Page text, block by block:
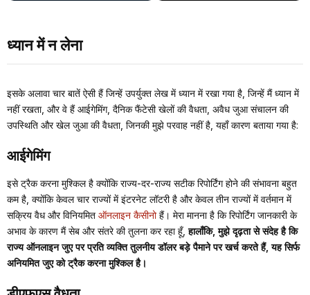
ध्यान में न लेना
इसके अलावा चार बातें ऐसी हैं जिन्हें उपर्युक्त लेख में ध्यान में रखा गया है, जिन्हें मैं ध्यान में
नहीं रखता, और वे हैं आईगेमिंग, दैनिक फैंटेसी खेलों की वैधता, अवैध जुआ संचालन की
उपस्थिति और खेल जुआ की वैधता, जिनकी मुझे परवाह नहीं है, यहाँ कारण बताया गया है:
आईगेमिंग
इसे ट्रैक करना मुश्किल है क्योंकि राज्य-दर-राज्य सटीक रिपोर्टिंग होने की संभावना बहुत
कम है, क्योंकि केवल चार राज्यों में इंटरनेट लॉटरी है और केवल तीन राज्यों में वर्तमान में
सक्रिय वैध और विनियमित ऑनलाइन कैसीनोहैं। मेरा मानना है कि रिपोर्टिंग जानकारी के
अभाव के कारण मैं सेब और संतरे की तुलना कर रहा हूँ,हालाँकि, मुझे दृढ़ता से संदेह है कि
राज्य ऑनलाइन जुए पर प्रति व्यक्ति तुलनीय डॉलर बड़े पैमाने पर खर्च करते हैं, यह सिर्फ
अनियमित जुए को ट्रैक करना मुश्किल है।